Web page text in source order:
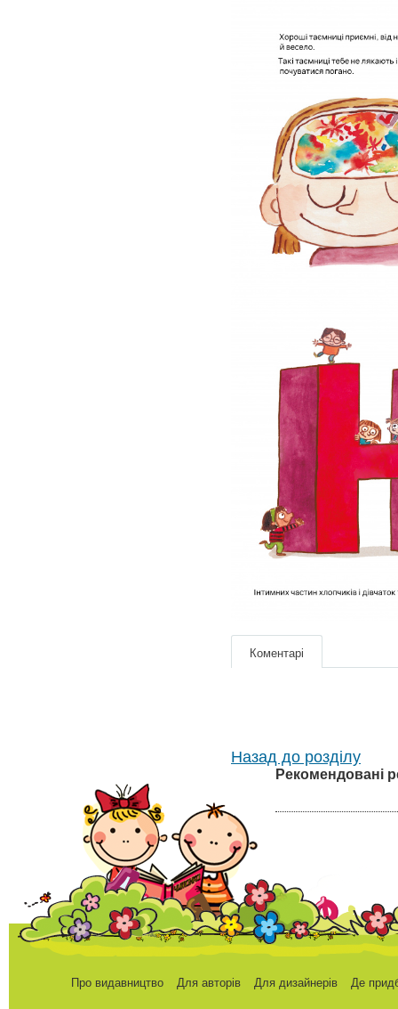
Коментарі
Назад до розділу
Рекомендовані
Про видавництво Для авторів Для дизайнерів Де